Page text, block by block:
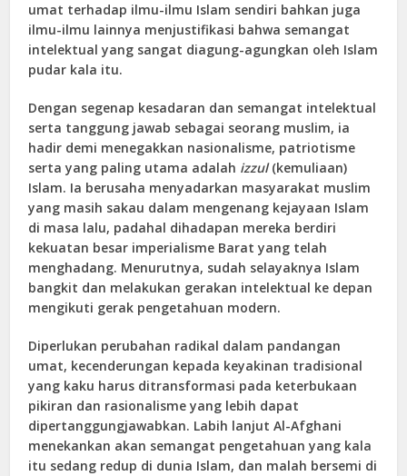
umat terhadap ilmu-ilmu Islam sendiri bahkan juga
ilmu-ilmu lainnya menjustifikasi bahwa semangat
intelektual yang sangat diagung-agungkan oleh Islam
pudar kala itu.
Dengan segenap kesadaran dan semangat intelektual
serta tanggung jawab sebagai seorang muslim, ia
hadir demi menegakkan nasionalisme, patriotisme
serta yang paling utama adalah izzul(kemuliaan)
Islam. Ia berusaha menyadarkan masyarakat muslim
yang masih sakau dalam mengenang kejayaan Islam
di masa lalu, padahal dihadapan mereka berdiri
kekuatan besar imperialisme Barat yang telah
menghadang. Menurutnya, sudah selayaknya Islam
bangkit dan melakukan gerakan intelektual ke depan
mengikuti gerak pengetahuan modern.
Diperlukan perubahan radikal dalam pandangan
umat, kecenderungan kepada keyakinan tradisional
yang kaku harus ditransformasi pada keterbukaan
pikiran dan rasionalisme yang lebih dapat
dipertanggungjawabkan. Labih lanjut Al-Afghani
menekankan akan semangat pengetahuan yang kala
itu sedang redup di dunia Islam, dan malah bersemi di